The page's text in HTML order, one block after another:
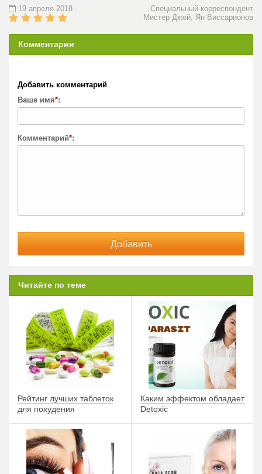
Специальный корреспондент
Мистер Джой, Ян Виссарионов
19 апреля 2018
Комментарии
Добавить комментарий
Ваше имя*:
Комментарий*:
Читайте по теме
Рейтинг лучших таблеток
для похудения
Каким эффектом обладает
Detoxic